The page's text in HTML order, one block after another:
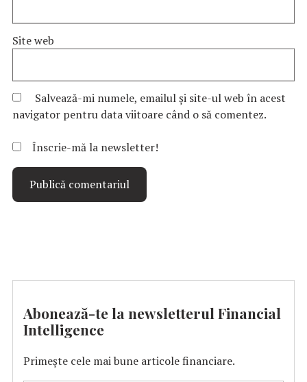
Site web
Salvează-mi numele, emailul și site-ul web în acest
navigator pentru data viitoare când o să comentez.
Înscrie-mă la newsletter!
Abonează-te la newsletterul Financial
Intelligence
Primește cele mai bune articole financiare.